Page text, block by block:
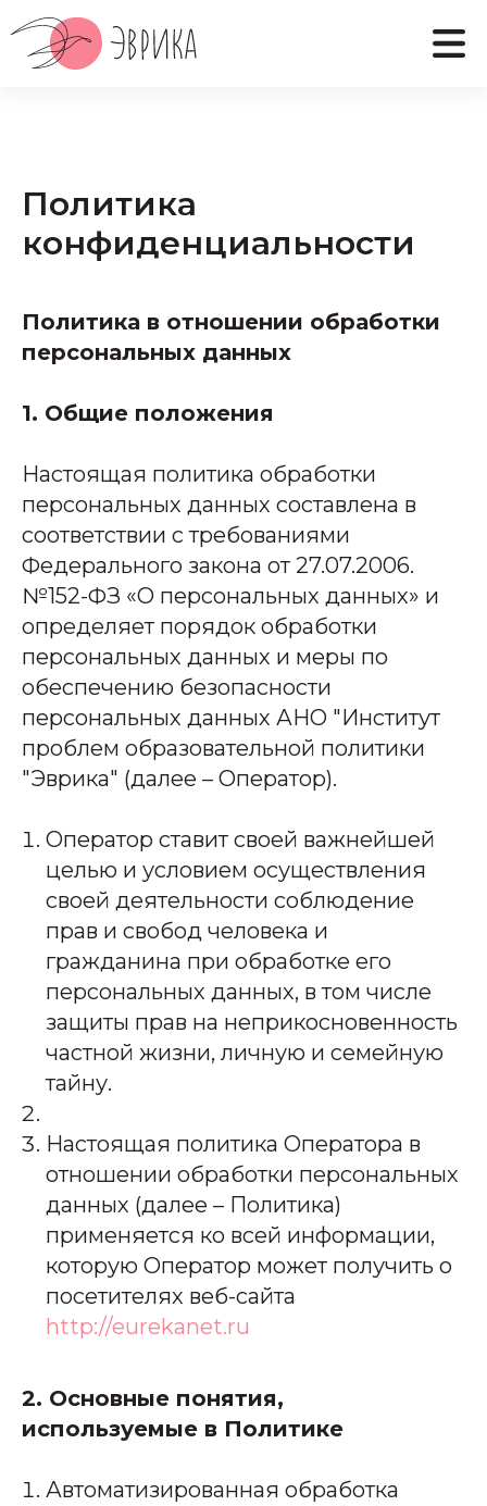
Политика
конфиденциальности
Политика в отношении обработки
персональных данных
1. Общие положения
Настоящая политика обработки
персональных данных составлена в
соответствии с требованиями
Федерального закона от 27.07.2006.
№152-ФЗ «О персональных данных» и
определяет порядок обработки
персональных данных и меры по
обеспечению безопасности
персональных данных АНО "Институт
проблем образовательной политики
"Эврика" (далее – Оператор).
Оператор ставит своей важнейшей
целью и условием осуществления
своей деятельности соблюдение
прав и свобод человека и
гражданина при обработке его
персональных данных, в том числе
защиты прав на неприкосновенность
частной жизни, личную и семейную
тайну.
Настоящая политика Оператора в
отношении обработки персональных
данных (далее – Политика)
применяется ко всей информации,
которую Оператор может получить о
посетителях веб-сайта
http://eurekanet.ru
2. Основные понятия,
используемые в Политике
Автоматизированная обработка